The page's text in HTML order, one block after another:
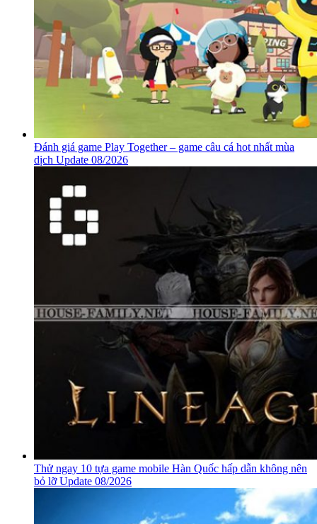
Đánh giá game Play Together – game câu cá hot nhất mùa
dịch Update 08/2026
Thử ngay 10 tựa game mobile Hàn Quốc hấp dẫn không nên
bỏ lỡ Update 08/2026